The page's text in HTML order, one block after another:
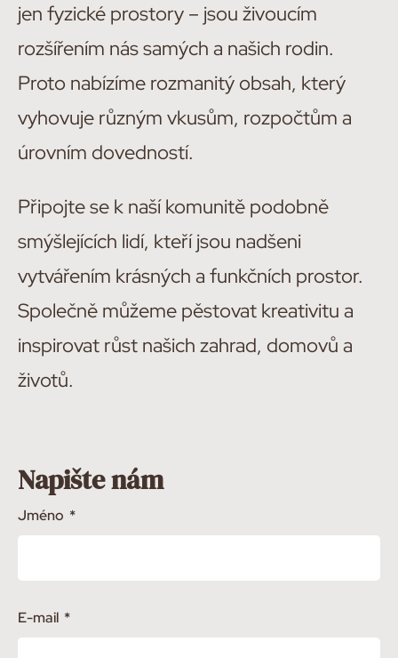
jen fyzické prostory – jsou živoucím
rozšířením nás samých a našich rodin.
Proto nabízíme rozmanitý obsah, který
vyhovuje různým vkusům, rozpočtům a
úrovním dovedností.
Připojte se k naší komunitě podobně
smýšlejících lidí, kteří jsou nadšeni
vytvářením krásných a funkčních prostor.
Společně můžeme pěstovat kreativitu a
inspirovat růst našich zahrad, domovů a
životů.
Napište nám
Jméno
E-mail